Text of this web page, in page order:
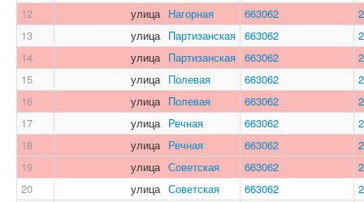
12
улица Нагорная 663062
13
улица Партизанская 663062
14
улица Партизанская 663062
15
улица Полевая 663062
16
улица Полевая 663062
17
улица Речная 663062
18
улица Речная 663062
19
улица Советская 663062
20
улица Советская 663062